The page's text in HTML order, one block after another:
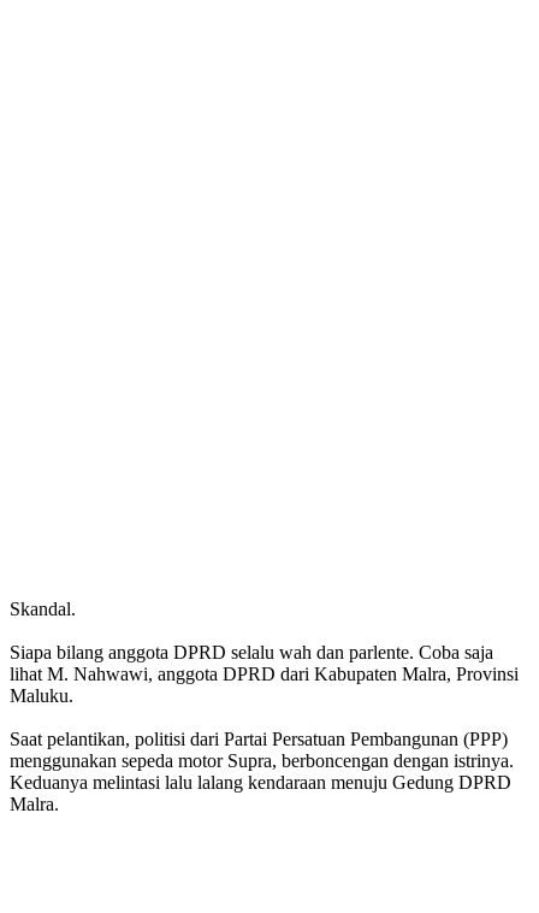
Skandal.
Siapa bilang anggota DPRD selalu wah dan parlente. Coba saja
lihat M. Nahwawi, anggota DPRD dari Kabupaten Malra, Provinsi
Maluku.
Saat pelantikan, politisi dari Partai Persatuan Pembangunan (PPP)
menggunakan sepeda motor Supra, berboncengan dengan istrinya.
Keduanya melintasi lalu lalang kendaraan menuju Gedung DPRD
Malra.